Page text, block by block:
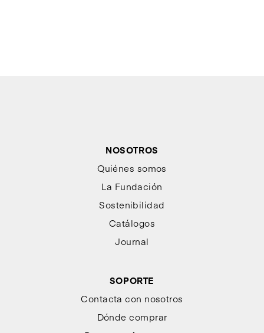
NOSOTROS
Quiénes somos
La Fundación
Sostenibilidad
Catálogos
Journal
SOPORTE
Contacta con nosotros
Dónde comprar